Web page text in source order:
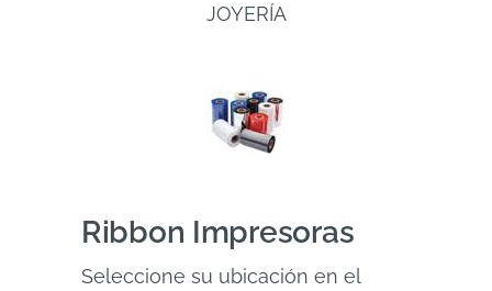
JOYERÍA
Ribbon Impresoras
Seleccione su ubicación en el